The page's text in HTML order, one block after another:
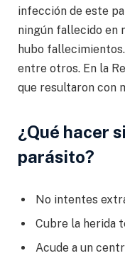
infección de este
ningún fallecido en
hubo
entre otros. En la
que resultaron con
¿Qué hacer
parásito?
No intentes
Cubre la herida
Acude a un